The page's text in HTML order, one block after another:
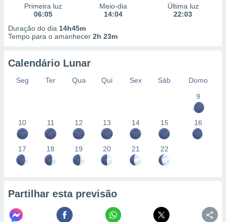
Primeira luz
06:05
Meio-dia
14:04
Última luz
22:03
Duração do dia 14h45m
Tempo para o amanhecer 2h 23m
Calendário Lunar
Seg Ter Qua Qui Sex Sáb
Domo
9
10 11 12 13 14 15 16
17 18 19 20 21 22
Partilhar esta previsão